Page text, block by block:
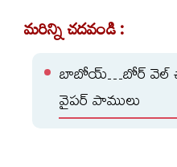
మరిన్ని చదవండి :
బాబోయ్…బోర్ వెల్
వైపర్ పాములు